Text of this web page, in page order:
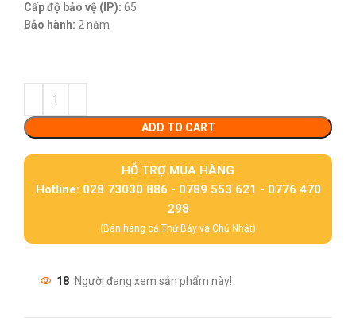
Cấp độ bảo vệ (IP): 65
Bảo hành: 2 năm
ADD TO CART
HỖ TRỢ MUA HÀNG
Hotline: 028 73030 886 - 0789 553 621 - 0776 470
298
(Bán hàng cả Thứ Bảy và Chủ Nhật)
18 Người đang xem sản phẩm này!